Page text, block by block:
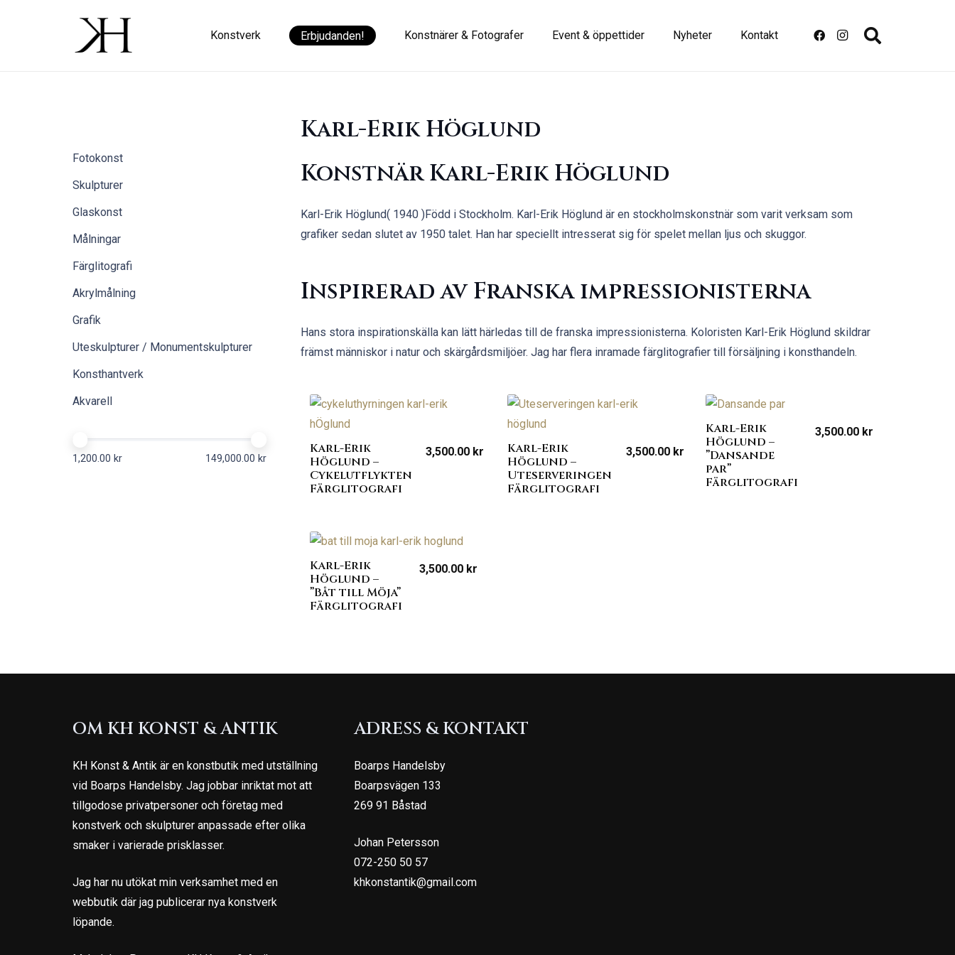
Konstverk Erbjudanden! Konstnärer & Fotografer Event & öppettider Nyheter Kontakt
Fotokonst
Skulpturer
Glaskonst
Målningar
Färglitografi
Akrylmålning
Grafik
Uteskulpturer / Monumentskulpturer
Konsthantverk
Akvarell
1,200.00 kr 149,000.00 kr
Karl-Erik Höglund
Konstnär Karl-Erik Höglund
Karl-Erik Höglund( 1940 )Född i Stockholm. Karl-Erik Höglund är en stockholmskonstnär som varit verksam som
grafiker sedan slutet av 1950 talet. Han har speciellt intresserat sig för spelet mellan ljus och skuggor.
Inspirerad av Franska impressionisterna
Hans stora inspirationskälla kan lätt härledas till de franska impressionisterna. Koloristen Karl-Erik Höglund skildrar
främst människor i natur och skärgårdsmiljöer. Jag har flera inramade färglitografier till försäljning i konsthandeln.
Karl-Erik
Höglund –
Cykelutflykten
Färglitografi
3,500.00 kr
Karl-Erik
Höglund –
Uteserveringen
Färglitografi
3,500.00 kr
Karl-Erik
Höglund –
”Dansande
par”
Färglitografi
3,500.00 kr
Karl-Erik
Höglund –
”Båt till Möja”
Färglitografi
3,500.00 kr
OM KH KONST & ANTIK
KH Konst & Antik är en konstbutik med utställning
vid Boarps Handelsby. Jag jobbar inriktat mot att
tillgodose privatpersoner och företag med
konstverk och skulpturer anpassade efter olika
smaker i varierade prisklasser.
Jag har nu utökat min verksamhet med en
webbutik där jag publicerar nya konstverk
löpande.
ADRESS & KONTAKT
Boarps Handelsby
Boarpsvägen 133
269 91 Båstad
Johan Petersson
072-250 50 57
khkonstantik@gmail.com